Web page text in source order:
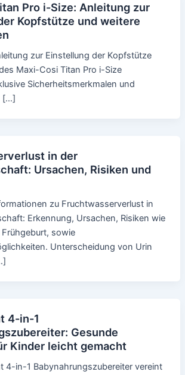
Pro i-Size: Anleitung zur
Kopfstütze und weitere
zur Einstellung der Kopfstütze
Maxi-Cosi Titan Pro i-Size
Sicherheitsmerkmalen und
[…]
in der
Ursachen, Risiken und
zu Fruchtwasserverlust in
Erkennung, Ursachen, Risiken wie
sowie
Unterscheidung von Urin
4-in-1
Gesunde
Kinder leicht gemacht
4-in-1 Babynahrungszubereiter vereint